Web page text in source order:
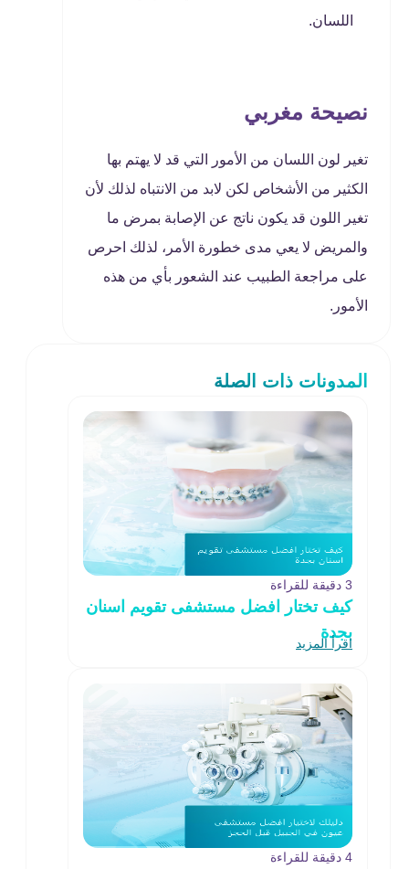
اللسان.
نصيحة مغربي
تغير لون اللسان من الأمور التي قد لا يهتم بها
الكثير من الأشخاص لكن لابد من الانتباه لذلك لأن
تغير اللون قد يكون ناتج عن الإصابة بمرض ما
والمريض لا يعي مدى خطورة الأمر، لذلك احرص
على مراجعة الطبيب عند الشعور بأي من هذه
الأمور.
المدونات ذات الصلة
3 دقيقة للقراءة
كيف تختار افضل مستشفى تقويم اسنان
بجدة
اقرأ المزيد
4 دقيقة للقراءة